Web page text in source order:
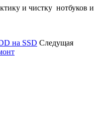
и чистку нотбуков и
на SSD Следущая